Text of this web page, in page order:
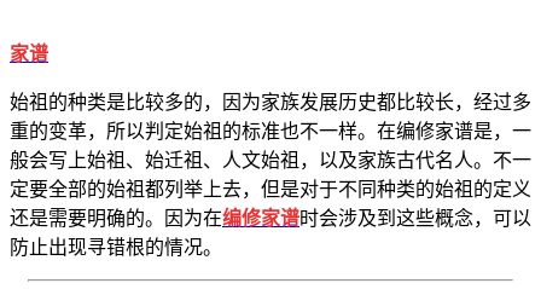
家谱
始祖的种类是比较多的，因为家族发展历史都比较长，经过多
重的变革，所以判定始祖的标准也不一样。在编修家谱是，一
般会写上始祖、始迁祖、人文始祖，以及家族古代名人。不一
定要全部的始祖都列举上去，但是对于不同种类的始祖的定义
还是需要明确的。因为在编修家谱时会涉及到这些概念，可以
防止出现寻错根的情况。